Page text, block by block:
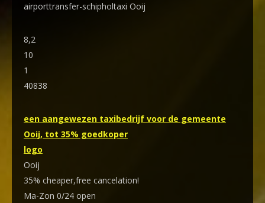
airporttransfer-schipholtaxi Ooij
8,2
10
1
40838
een aangewezen taxibedrijf voor de gemeente
Ooij, tot 35% goedkoper
logo
Ooij
35% cheaper,free cancelation!
Ma-Zon 0/24 open